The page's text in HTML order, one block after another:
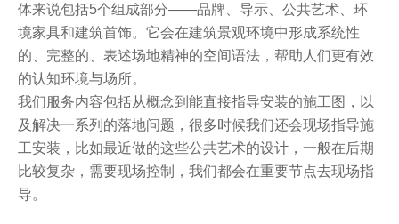
体来说包括5个组成部分——品牌、导示、公共艺术、环
境家具和建筑首饰。它会在建筑景观环境中形成系统性
的、完整的、表述场地精神的空间语法，帮助人们更有效
的认知环境与场所。
我们服务内容包括从概念到能直接指导安装的施工图，以
及解决一系列的落地问题，很多时候我们还会现场指导施
工安装，比如最近做的这些公共艺术的设计，一般在后期
比较复杂，需要现场控制，我们都会在重要节点去现场指
导。